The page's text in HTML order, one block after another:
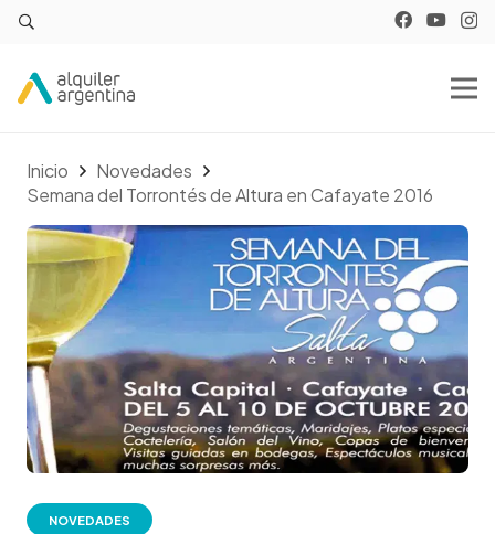
Inicio
Novedades
Semana del Torrontés de Altura en Cafayate 2016
NOVEDADES